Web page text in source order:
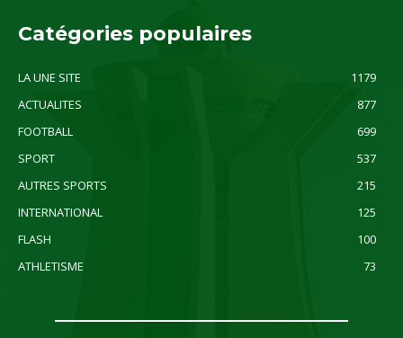
Catégories populaires
LA UNE SITE
1179
ACTUALITES
877
FOOTBALL
699
SPORT
537
AUTRES SPORTS
215
INTERNATIONAL
125
FLASH
100
ATHLETISME
73